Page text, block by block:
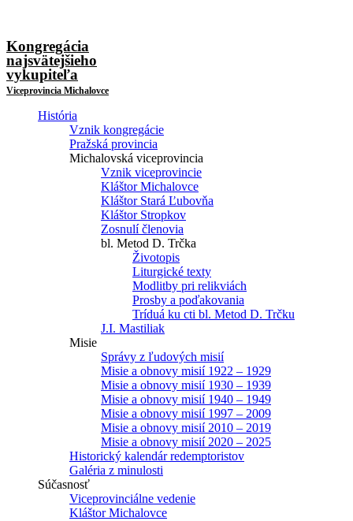
Kongregácia
najsvätejšieho
vykupiteľa
Viceprovincia Michalovce
História
Vznik kongregácie
Pražská provincia
Michalovská viceprovincia
Vznik viceprovincie
Kláštor Michalovce
Kláštor Stará Ľubovňa
Kláštor Stropkov
Zosnulí členovia
bl. Metod D. Trčka
Životopis
Liturgické texty
Modlitby pri relikviách
Prosby a poďakovania
Tríduá ku cti bl. Metod D. Trčku
J.I. Mastiliak
Misie
Správy z ľudových misií
Misie a obnovy misií 1922 – 1929
Misie a obnovy misií 1930 – 1939
Misie a obnovy misií 1940 – 1949
Misie a obnovy misií 1997 – 2009
Misie a obnovy misií 2010 – 2019
Misie a obnovy misií 2020 – 2025
Historický kalendár redemptoristov
Galéria z minulosti
Súčasnosť
Viceprovinciálne vedenie
Kláštor Michalovce